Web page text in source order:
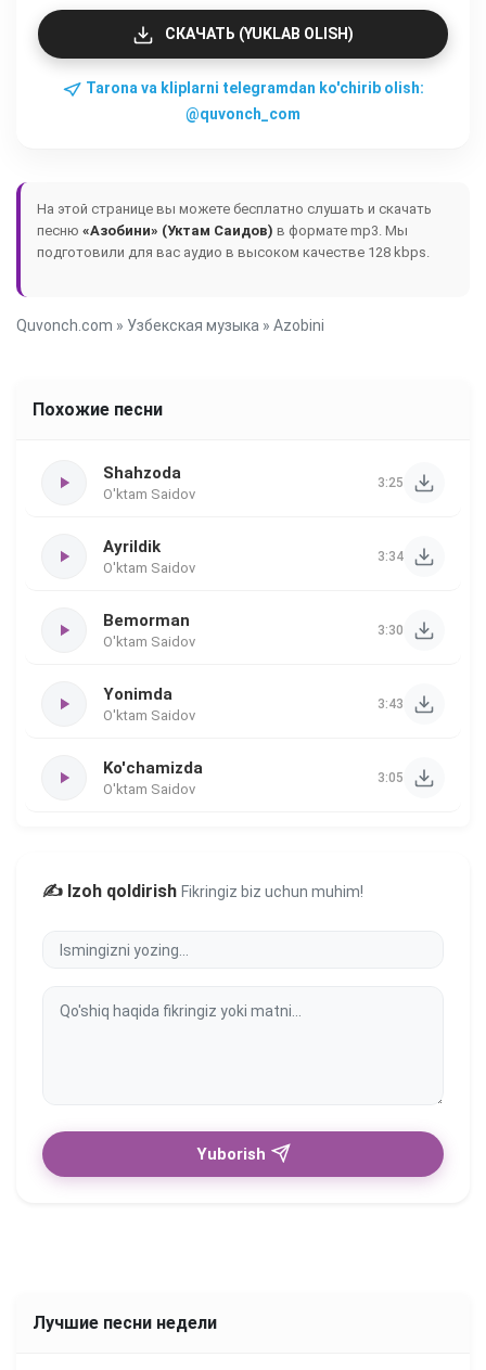
СКАЧАТЬ (YUKLAB OLISH)
Tarona va kliplarni telegramdan ko'chirib olish:
@quvonch_com
На этой странице вы можете бесплатно слушать и скачать
песню «Азобини» (Уктам Саидов) в формате mp3. Мы
подготовили для вас аудио в высоком качестве 128 kbps.
Quvonch.com » Узбекская музыка » Azobini
Похожие песни
Shahzoda
O'ktam Saidov
3:25
Ayrildik
O'ktam Saidov
3:34
Bemorman
O'ktam Saidov
3:30
Yonimda
O'ktam Saidov
3:43
Ko'chamizda
O'ktam Saidov
3:05
✍️ Izoh qoldirish Fikringiz biz uchun muhim!
Yuborish
Лучшие песни недели